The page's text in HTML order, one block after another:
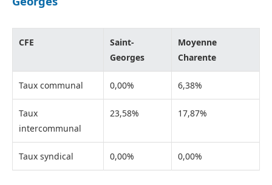
CFE
Saint-
Georges
Moyenne
Charente
Taux communal 0,00% 6,38%
Taux
intercommunal
23,58% 17,87%
Taux syndical 0,00% 0,00%